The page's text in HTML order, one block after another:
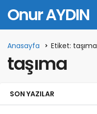
Onur AYDIN
Anasayfa Etiket: taşıma
taşıma
SON YAZILAR